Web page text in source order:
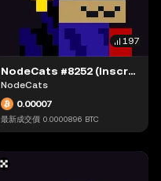
197
NodeCats #8252 (Inscription #63942334)
NodeCats
0.00007
最新成交價 0.0000896 BTC